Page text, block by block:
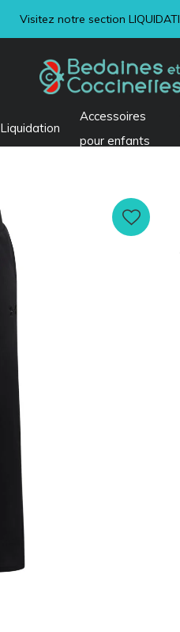
Liquidation
Accessoires
pour enfants